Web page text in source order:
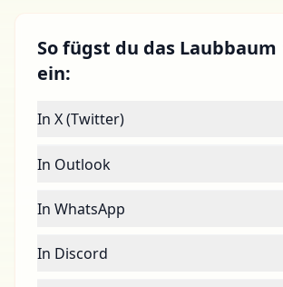
So fügst du das Laubbaum
ein:
In X (Twitter)
In Outlook
In WhatsApp
In Discord